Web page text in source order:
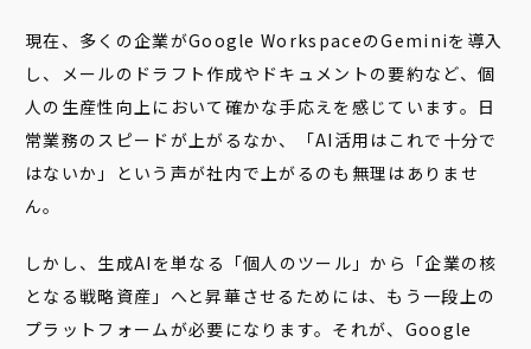
現在、多くの企業がGoogle WorkspaceのGeminiを導入
し、メールのドラフト作成やドキュメントの要約など、個
人の生産性向上において確かな手応えを感じています。日
常業務のスピードが上がるなか、「AI活用はこれで十分で
はないか」という声が社内で上がるのも無理はありませ
ん。
しかし、生成AIを単なる「個人のツール」から「企業の核
となる戦略資産」へと昇華させるためには、もう一段上の
プラットフォームが必要になります。それが、Google